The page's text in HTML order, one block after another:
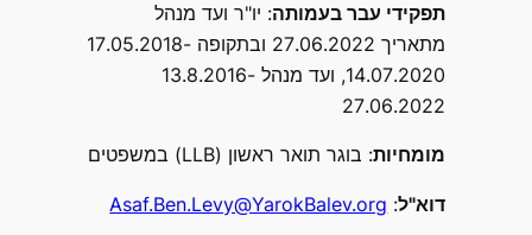
תפקידי עבר בעמותה: יו"ר ועד מנהל
מתאריך 27.06.2022 ובתקופה 17.05.2018-
14.07.2020, ועד מנהל 13.8.2016-
27.06.2022
מומחיות: בוגר תואר ראשון (LLB) במשפטים
דוא"ל:
Asaf.Ben.Levy@YarokBalev.org